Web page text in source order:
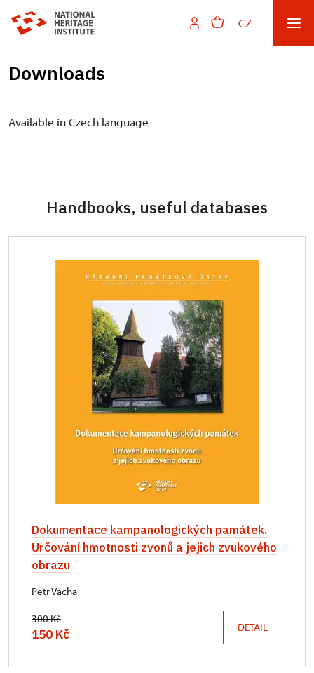
CZ
Downloads
Available in Czech language
Handbooks, useful databases
Dokumentace kampanologických památek.
Určování hmotnosti zvonů a jejich zvukového
obrazu
Petr Vácha
300 Kč
150 Kč DETAIL